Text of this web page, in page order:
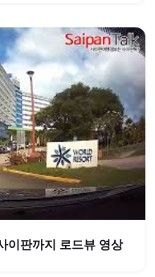
이판까지 로드뷰 영상